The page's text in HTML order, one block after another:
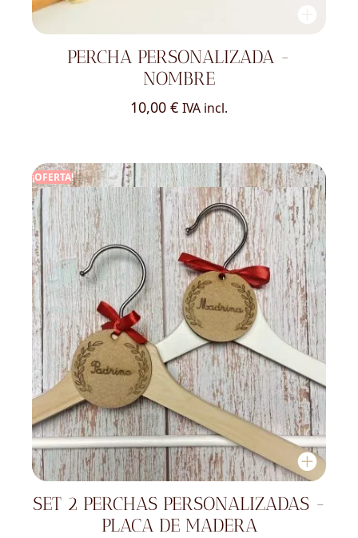
PERCHA PERSONALIZADA -
NOMBRE
10,00 € IVA incl.
¡OFERTA!
SET 2 PERCHAS PERSONALIZADAS -
PLACA DE MADERA